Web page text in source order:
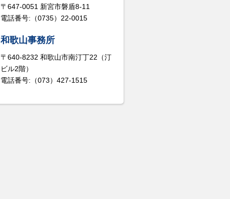
〒647-0051 新宮市磐盾8-11
電話番号:（0735）22-0015
和歌山事務所
〒640-8232 和歌山市南汀丁22（汀
ビル2階）
電話番号:（073）427-1515